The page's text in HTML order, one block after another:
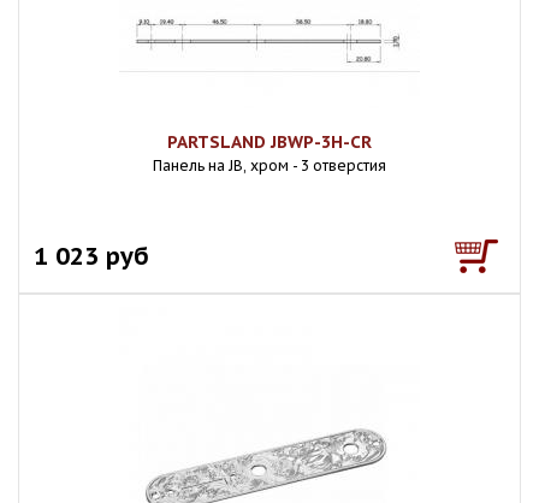
PARTSLAND JBWP-3H-CR
Панель на JB, хром - 3 отверстия
1 023 руб